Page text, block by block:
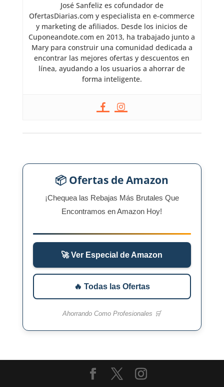
José Sanfeliz es cofundador de
OfertasDiarias.com y especialista en e-commerce
y marketing de afiliados. Desde los inicios de
Cuponeandote.com en 2013, ha trabajado junto a
Mary para construir una comunidad dedicada a
encontrar las mejores ofertas y descuentos en
línea, ayudando a los usuarios a ahorrar de
forma inteligente.
📦 Ofertas de Amazon
¡Chequea las Rebajas Más Brutales Que
Encontramos en Amazon Hoy!
🚀 Ver Especial de Amazon
🔥 Todas las Ofertas
Ahorrando Como Profesionales 🛒